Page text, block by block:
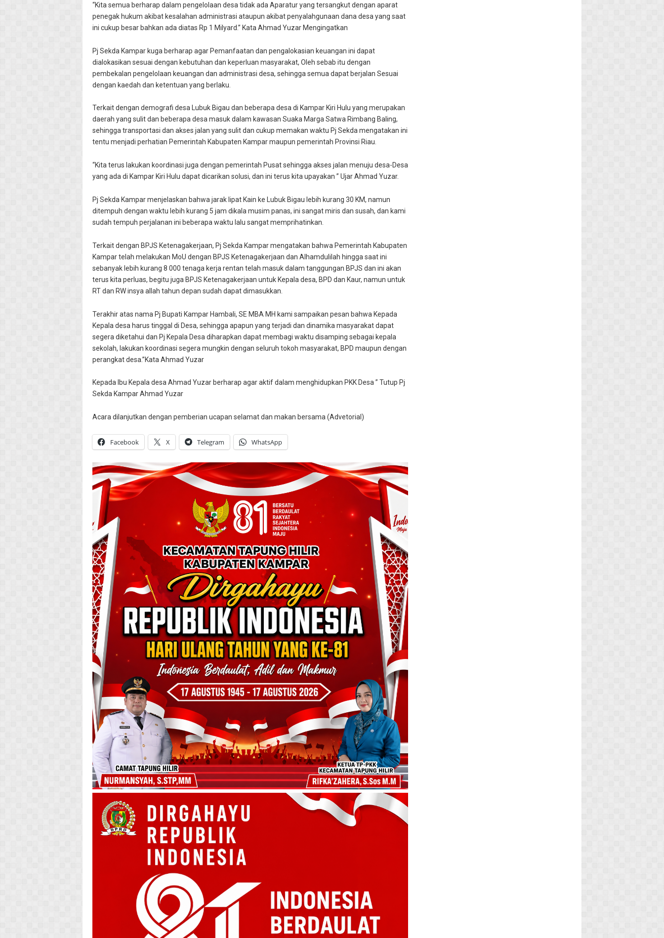
“Kita semua berharap dalam pengelolaan desa tidak ada Aparatur yang tersangkut dengan aparat
penegak hukum akibat kesalahan administrasi ataupun akibat penyalahgunaan dana desa yang saat
ini cukup besar bahkan ada diatas Rp 1 Milyard.” Kata Ahmad Yuzar Mengingatkan
Pj Sekda Kampar kuga berharap agar Pemanfaatan dan pengalokasian keuangan ini dapat
dialokasikan sesuai dengan kebutuhan dan keperluan masyarakat, Oleh sebab itu dengan
pembekalan pengelolaan keuangan dan administrasi desa, sehingga semua dapat berjalan Sesuai
dengan kaedah dan ketentuan yang berlaku.
Terkait dengan demografi desa Lubuk Bigau dan beberapa desa di Kampar Kiri Hulu yang merupakan
daerah yang sulit dan beberapa desa masuk dalam kawasan Suaka Marga Satwa Rimbang Baling,
sehingga transportasi dan akses jalan yang sulit dan cukup memakan waktu Pj Sekda mengatakan ini
tentu menjadi perhatian Pemerintah Kabupaten Kampar maupun pemerintah Provinsi Riau.
“Kita terus lakukan koordinasi juga dengan pemerintah Pusat sehingga akses jalan menuju desa-Desa
yang ada di Kampar Kiri Hulu dapat dicarikan solusi, dan ini terus kita upayakan ” Ujar Ahmad Yuzar.
Pj Sekda Kampar menjelaskan bahwa jarak lipat Kain ke Lubuk Bigau lebih kurang 30 KM, namun
ditempuh dengan waktu lebih kurang 5 jam dikala musim panas, ini sangat miris dan susah, dan kami
sudah tempuh perjalanan ini beberapa waktu lalu sangat memprihatinkan.
Terkait dengan BPJS Ketenagakerjaan, Pj Sekda Kampar mengatakan bahwa Pemerintah Kabupaten
Kampar telah melakukan MoU dengan BPJS Ketenagakerjaan dan Alhamdulilah hingga saat ini
sebanyak lebih kurang 8 000 tenaga kerja rentan telah masuk dalam tanggungan BPJS dan ini akan
terus kita perluas, begitu juga BPJS Ketenagakerjaan untuk Kepala desa, BPD dan Kaur, namun untuk
RT dan RW insya allah tahun depan sudah dapat dimasukkan.
Terakhir atas nama Pj Bupati Kampar Hambali, SE MBA MH kami sampaikan pesan bahwa Kepada
Kepala desa harus tinggal di Desa, sehingga apapun yang terjadi dan dinamika masyarakat dapat
segera diketahui dan Pj Kepala Desa diharapkan dapat membagi waktu disamping sebagai kepala
sekolah, lakukan koordinasi segera mungkin dengan seluruh tokoh masyarakat, BPD maupun dengan
perangkat desa.”Kata Ahmad Yuzar
Kepada Ibu Kepala desa Ahmad Yuzar berharap agar aktif dalam menghidupkan PKK Desa ” Tutup Pj
Sekda Kampar Ahmad Yuzar
Acara dilanjutkan dengan pemberian ucapan selamat dan makan bersama (Advetorial)
Facebook X Telegram WhatsApp